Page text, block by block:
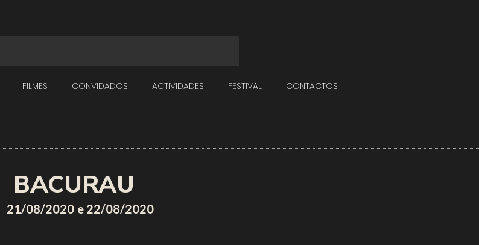
FILMES CONVIDADOS ACTIVIDADES FESTIVAL CONTACTOS
BACURAU
21/08/2020 e 22/08/2020